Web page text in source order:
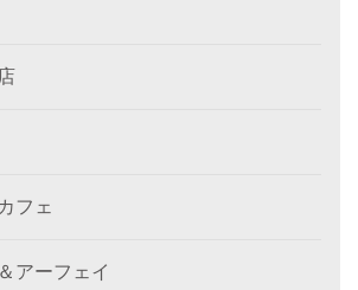
フェ
アーフェイ